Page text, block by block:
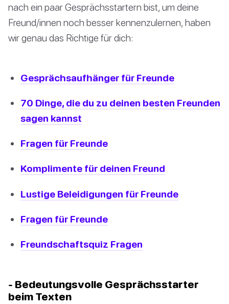
nach ein paar Gesprächsstartern bist, um deine
Freund/innen noch besser kennenzulernen, haben
wir genau das Richtige für dich:
Gesprächsaufhänger für Freunde
70 Dinge, die du zu deinen besten Freunden
sagen kannst
Fragen für Freunde
Komplimente für deinen Freund
Lustige Beleidigungen für Freunde
Fragen für Freunde
Freundschaftsquiz Fragen
- Bedeutungsvolle Gesprächsstarter
beim Texten